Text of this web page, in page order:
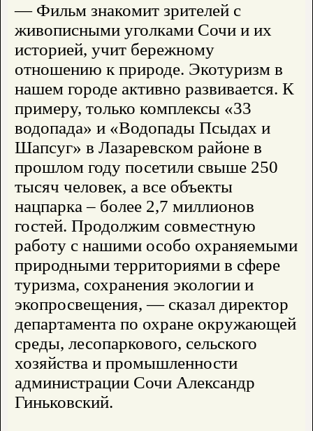
— Фильм знакомит зрителей с
живописными уголками Сочи и их
историей, учит бережному
отношению к природе. Экотуризм в
нашем городе активно развивается. К
примеру, только комплексы «33
водопада» и «Водопады Псыдах и
Шапсуг» в Лазаревском районе в
прошлом году посетили свыше 250
тысяч человек, а все объекты
нацпарка – более 2,7 миллионов
гостей. Продолжим совместную
работу с нашими особо охраняемыми
природными территориями в сфере
туризма, сохранения экологии и
экопросвещения, — сказал директор
департамента по охране окружающей
среды, лесопаркового, сельского
хозяйства и промышленности
администрации Сочи Александр
Гиньковский.